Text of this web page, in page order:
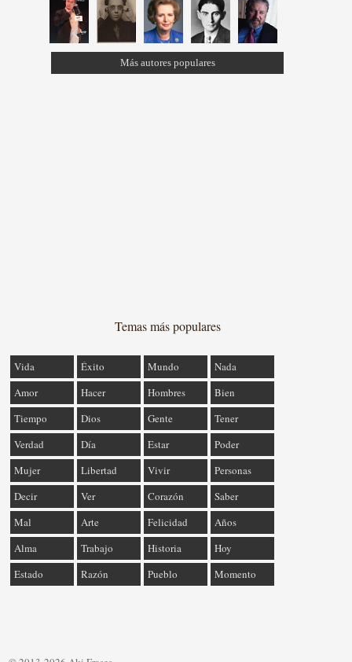
Más autores populares
Temas más populares
Vida Éxito Mundo
Nada
Amor
Hacer Hombres
Bien
Tiempo
Dios Gente
Tener
Verdad
Día Estar
Poder
Mujer
Libertad Vivir
Personas
Decir
Ver Corazón
Saber
Mal
Arte Felicidad
Años
Alma
Trabajo Historia
Hoy
Estado
Razón Pueblo Momento